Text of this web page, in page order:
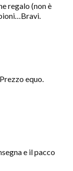
regalo (non è
equo.
e il pacco